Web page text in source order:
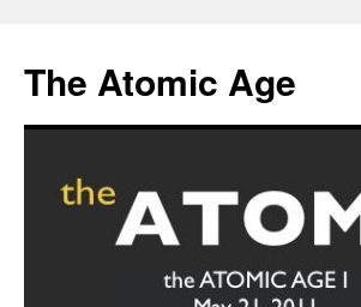
content
The Atomic Age